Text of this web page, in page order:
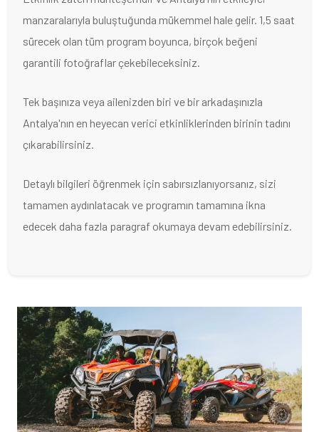
manzaralarıyla buluştuğunda mükemmel hale gelir. 1,5 saat
sürecek olan tüm program boyunca, birçok beğeni
garantili fotoğraflar çekebileceksiniz.
Tek başınıza veya ailenizden biri ve bir arkadaşınızla
Antalya'nın en heyecan verici etkinliklerinden birinin tadını
çıkarabilirsiniz.
Detaylı bilgileri öğrenmek için sabırsızlanıyorsanız, sizi
tamamen aydınlatacak ve programın tamamına ikna
edecek daha fazla paragraf okumaya devam edebilirsiniz.